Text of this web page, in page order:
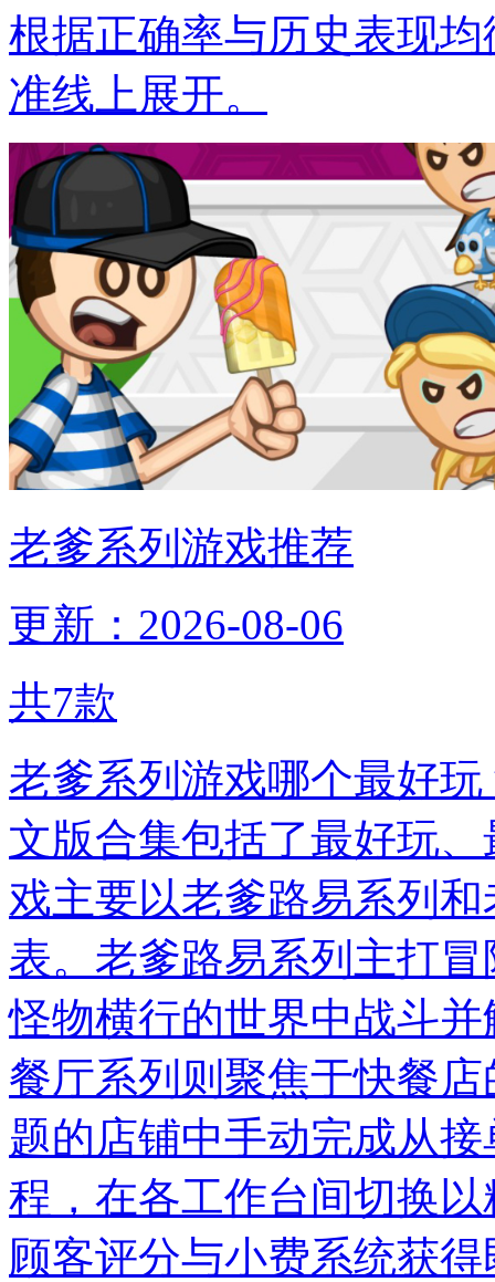
根据正确率与历史表现
准线上展开。
老爹系列游戏推荐
更新：2026-08-06
共7款
老爹系列游戏哪个最好
文版合集包括了最好玩
戏主要以老爹路易系列
表。老爹路易系列主打
怪物横行的世界中战斗
餐厅系列则聚焦于快餐
题的店铺中手动完成从
程，在各工作台间切换
顾客评分与小费系统获